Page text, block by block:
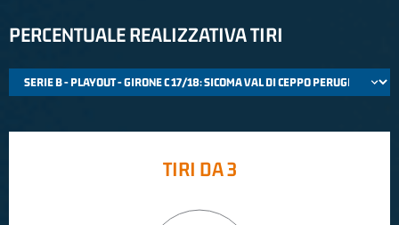
PERCENTUALE REALIZZATIVA TIRI
TIRI DA 3